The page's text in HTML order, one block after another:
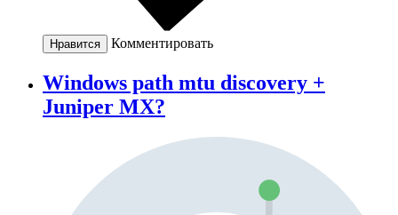
Нравится Комментировать
Windows path mtu discovery +
Juniper MX?